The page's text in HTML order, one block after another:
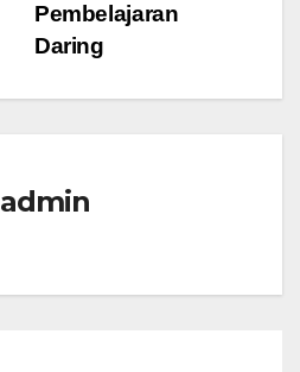
Pembelajaran
Daring
admin